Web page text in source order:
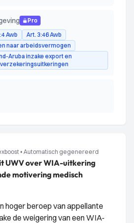
Pro
Awb
Art. 3:46 Awb
naar arbeidsvermogen
Aruba inzake export en
• Automatisch gegenereerd
UWV over WIA-uitkering
motivering medisch
hoger beroep van appellante
de weigering van een WIA-